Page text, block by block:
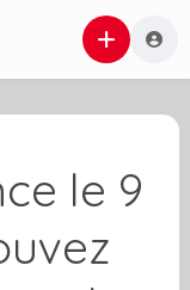
le 9